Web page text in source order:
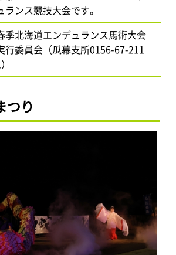
ランス競技大会です。
季北海道エンデュランス馬術大会
行委員会（瓜幕支所0156-67-211
つり